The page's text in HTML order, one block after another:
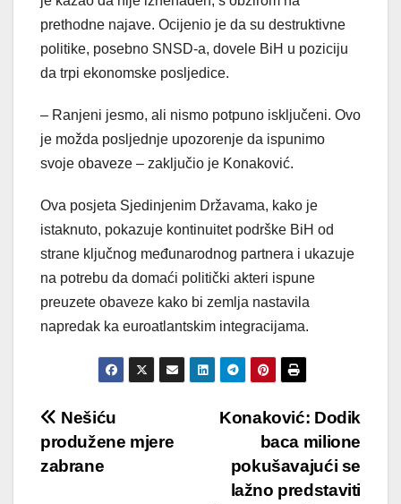
prethodne najave. Ocijenio je da su destruktivne
politike, posebno SNSD-a, dovele BiH u poziciju
da trpi ekonomske posljedice.
– Ranjeni jesmo, ali nismo potpuno isključeni. Ovo
je možda posljednje upozorenje da ispunimo
svoje obaveze – zaključio je Konaković.
Ova posjeta Sjedinjenim Državama, kako je
istaknuto, pokazuje kontinuitet podrške BiH od
strane ključnog međunarodnog partnera i ukazuje
na potrebu da domaći politički akteri ispune
preuzete obaveze kako bi zemlja nastavila
napredak ka euroatlantskim integracijama.
Post
navigation
Konaković: Dodik
baca milione
pokušavajući se
lažno predstaviti
Nešiću
produžene mjere
zabrane